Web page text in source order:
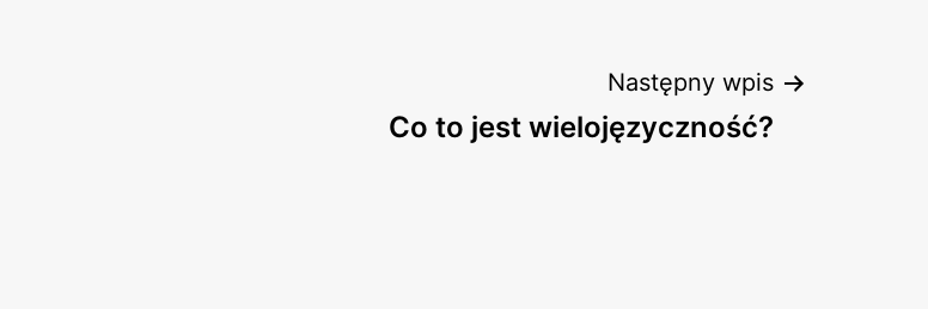
Następny wpis
Co to jest wielojęzyczność?